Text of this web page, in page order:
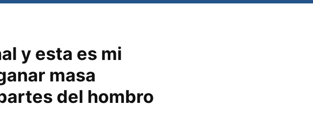
y esta es mi
masa
del hombro